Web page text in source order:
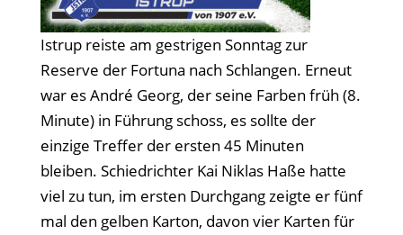
Istrup reiste am gestrigen Sonntag zur
Reserve der Fortuna nach Schlangen. Erneut
war es André Georg, der seine Farben früh (8.
Minute) in Führung schoss, es sollte der
einzige Treffer der ersten 45 Minuten
bleiben. Schiedrichter Kai Niklas Haße hatte
viel zu tun, im ersten Durchgang zeigte er fünf
mal den gelben Karton, davon vier Karten für